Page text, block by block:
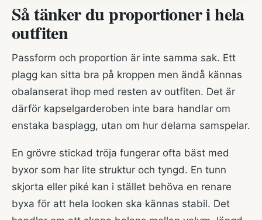
Så tänker du proportioner i hela
outfiten
Passform och proportion är inte samma sak. Ett
plagg kan sitta bra på kroppen men ändå kännas
obalanserat ihop med resten av outfiten. Det är
därför kapselgarderoben inte bara handlar om
enstaka basplagg, utan om hur delarna samspelar.
En grövre stickad tröja fungerar ofta bäst med
byxor som har lite struktur och tyngd. En tunn
skjorta eller piké kan i stället behöva en renare
byxa för att hela looken ska kännas stabil. Det